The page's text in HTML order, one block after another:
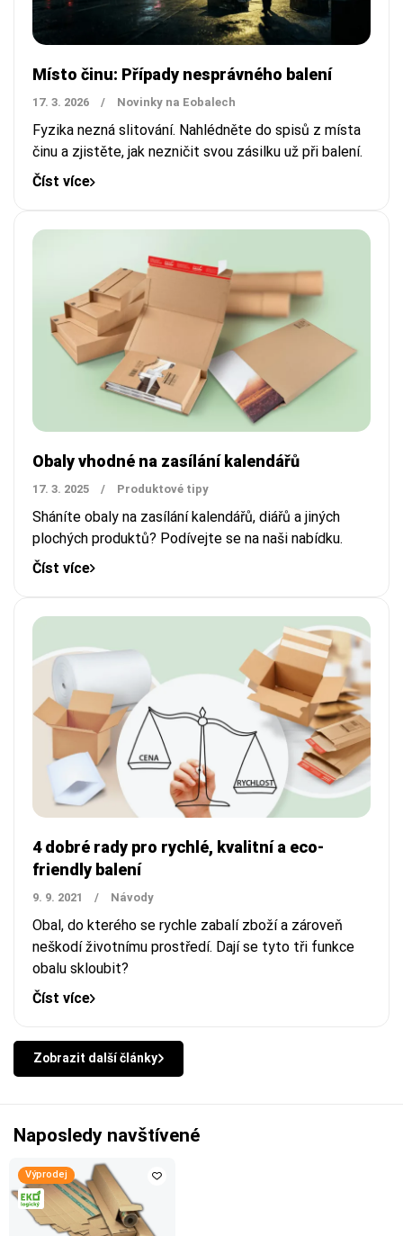
Místo činu: Případy nesprávného balení
17. 3. 2026 / Novinky na Eobalech
Fyzika nezná slitování. Nahlédněte do spisů z místa
činu a zjistěte, jak nezničit svou zásilku už při balení.
Číst více
Obaly vhodné na zasílání kalendářů
17. 3. 2025 / Produktové tipy
Sháníte obaly na zasílání kalendářů, diářů a jiných
plochých produktů? Podívejte se na naši nabídku.
Číst více
4 dobré rady pro rychlé, kvalitní a eco-
friendly balení
9. 9. 2021 / Návody
Obal, do kterého se rychle zabalí zboží a zároveň
neškodí životnímu prostředí. Dají se tyto tři funkce
obalu skloubit?
Číst více
Zobrazit další články
Naposledy navštívené
Výprodej